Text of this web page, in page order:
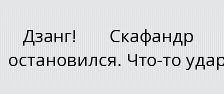
Дзанг! Скафандр
остановился. Что-то